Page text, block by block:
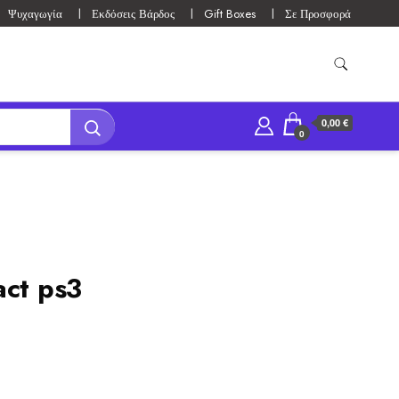
Ψυχαγωγία Εκδόσεις Βάρδος Gift Boxes Σε Προσφορά
0
0,00 €
ps3